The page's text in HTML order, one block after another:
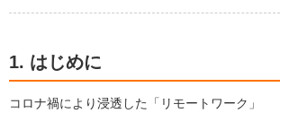
1. はじめに
コロナ禍により浸透した「リモートワーク」